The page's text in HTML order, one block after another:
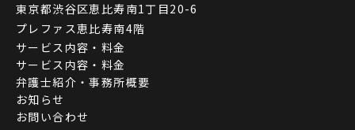
東京都渋谷区恵比寿南1丁目20-6
プレファス恵比寿南4階
サービス内容・料金
サービス内容・料金
弁護士紹介・事務所概要
お知らせ
お問い合わせ